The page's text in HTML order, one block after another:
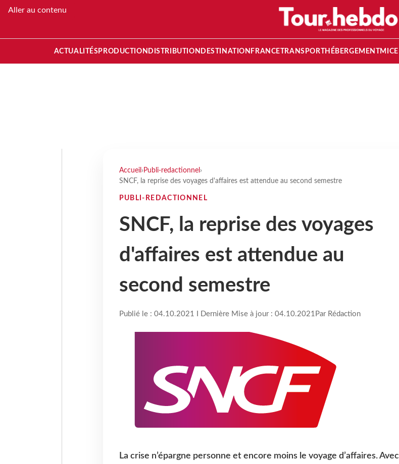
Aller au contenu
ACTUALITÉS PRODUCTION DISTRIBUTION DESTINATION FRANCETRANSPORT HÉBERGEMENTMICE
Accueil › Publi-redactionnel ›
SNCF, la reprise des voyages d'affaires est attendue au second semestre
PUBLI-REDACTIONNEL
SNCF, la reprise des voyages
d'affaires est attendue au
second semestre
Publié le : 04.10.2021 I Dernière Mise à jour : 04.10.2021 Par Rédaction
La crise n’épargne personne et encore moins le voyage d’affaires. Avec